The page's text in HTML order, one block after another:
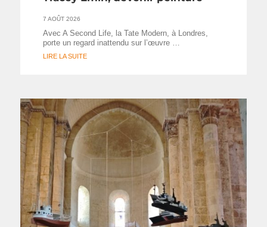
7 AOÛT 2026
Avec A Second Life, la Tate Modern, à Londres,
porte un regard inattendu sur l’œuvre …
LIRE LA SUITE